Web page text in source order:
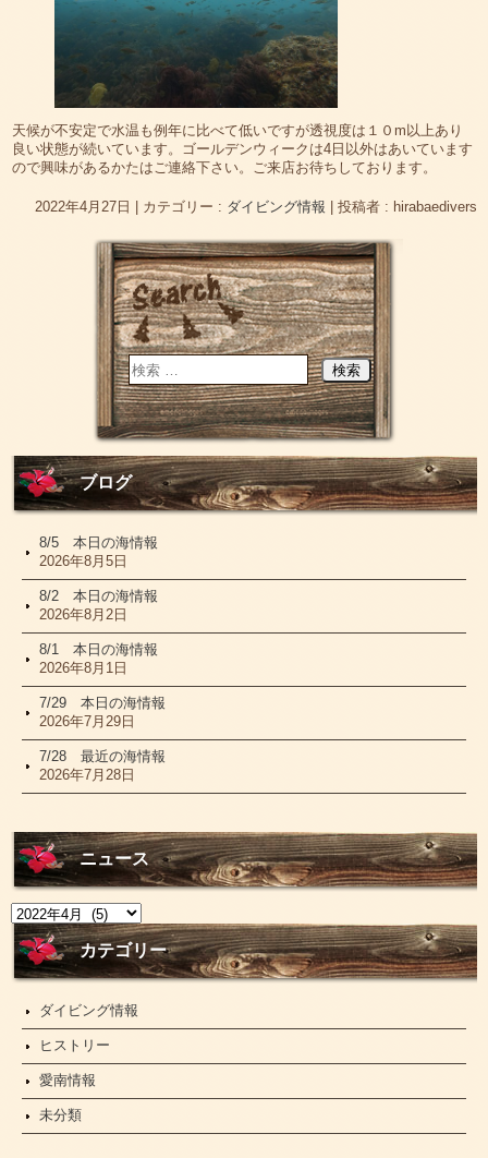
天候が不安定で水温も例年に比べて低いですが透視度は１０m以上あり
良い状態が続いています。ゴールデンウィークは4日以外はあいています
ので興味があるかたはご連絡下さい。ご来店お待ちしております。
2022年4月27日 | カテゴリー : ダイビング情報 | 投稿者 : hirabaedivers
ブログ
8/5 本日の海情報
2026年8月5日
8/2 本日の海情報
2026年8月2日
8/1 本日の海情報
2026年8月1日
7/29 本日の海情報
2026年7月29日
7/28 最近の海情報
2026年7月28日
ニュース
ニ
ュ
ー
カテゴリー
ダイビング情報
ヒストリー
愛南情報
未分類